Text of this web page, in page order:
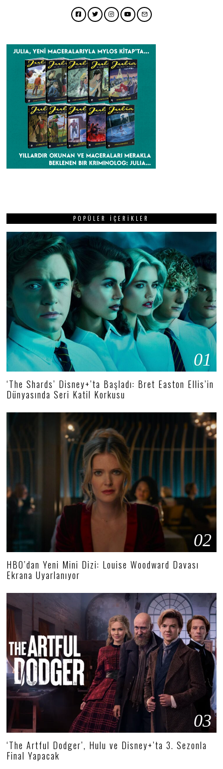
Facebook
TwitterInstagram
YouTubeEmail
POPÜLER İÇERIKLER
01
‘The Shards’ Disney+’ta Başladı: Bret Easton Ellis’in
Dünyasında Seri Katil Korkusu
02
HBO’dan Yeni Mini Dizi: Louise Woodward Davası
Ekrana Uyarlanıyor
03
‘The Artful Dodger’, Hulu ve Disney+’ta 3. Sezonla
Final Yapacak